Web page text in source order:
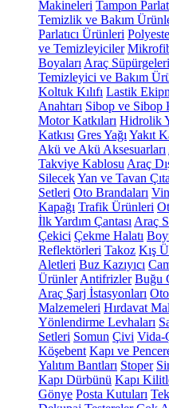
Makineleri Tampon
Temizlik ve Bakım
Parlatıcı Ürünleri
ve Temizleyiciler
Boyaları Araç Süpürgeleri
Temizleyici ve Bakım
Koltuk Kılıfı Lastik
Anahtarı Sibop ve Sibop
Motor Katkıları Hidrolik
Katkısı Gres Yağı Yakıt
Akü ve Akü Aksesuarları
Takviye Kablosu Araç
SilecekYan ve Tavan
Setleri Oto Brandaları
Kapağı Trafik Ürünleri
İlk Yardım Çantası Araç
Çekici Çekme Halatı
Reflektörleri Takoz Kış
Aletleri Buz Kazıyıcı
Ürünler Antifrizler Buğu
Araç Şarj İstasyonları
Malzemeleri Hırdavat
Yönlendirme Levhaları
Setleri Somun Çivi Vida-
Köşebent Kapı ve
Yalıtım Bantları Stoper
Kapı Dürbünü Kapı
Gönye Posta Kutuları